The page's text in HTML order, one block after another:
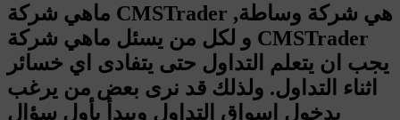
ماهي شركة CMSTrader هي شركة وساطة,
و لكل من يسئل ماهي شركة CMSTrader
يجب ان يتعلم التداول حتى يتفادى اي خسائر
اثناء التداول. ولذلك قد نرى بعض من يرغب
بدخول اسواق التداول ويبدأ بأول سؤال